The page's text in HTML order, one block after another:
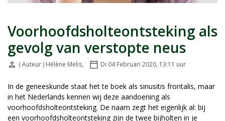
Voorhoofdsholteontsteking als
gevolg van verstopte neus
person
Door:( Auteur ) Hélène Melis, calendar_today
Geplaatst op:
Di 04 Februari 2020, 13:11 uur
In de geneeskunde staat het te boek als sinusitis frontalis, maar
in het Nederlands kennen wij deze aandoening als
voorhoofdsholteontsteking. De naam zegt het eigenlijk al: bij
een voorhoofdsholteontsteking zijn de twee bijholten in je